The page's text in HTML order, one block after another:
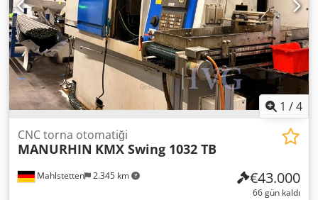
1 /4
Mahlstetten 2.345 km
CNC torna otomatiği
MANURHIN KMX Swing 1032 TB
€43.000
66 gün kaldı